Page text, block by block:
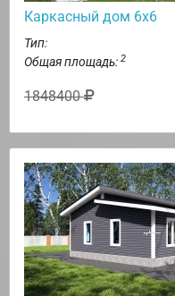
Каркасный дом 6х6
Тип:
Общая площадь: 2
1848400